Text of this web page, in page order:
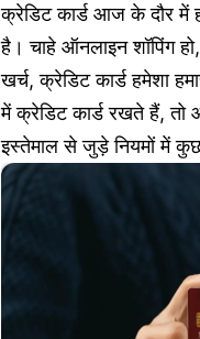
क्रेडिट कार्ड आज के दौर में
है। चाहे ऑनलाइन शॉपिंग
खर्च, क्रेडिट कार्ड हमेशा
में क्रेडिट कार्ड रखते हैं,
इस्तेमाल से जुड़े नियमों में